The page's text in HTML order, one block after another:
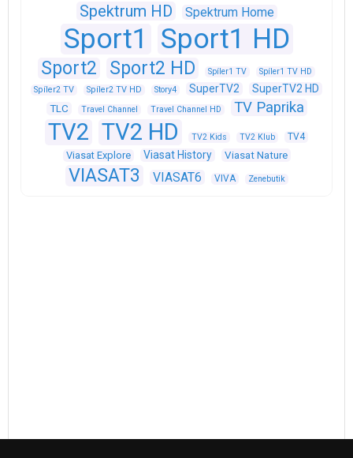
Spektrum HD
Spektrum Home
Sport1 Sport1 HD
Sport2 Sport2 HD Spíler1 TV
Spíler1 TV HD
Spíler2 TV
Spíler2 TV HD Story4 SuperTV2 SuperTV2 HD
TLC Travel Channel Travel Channel HD TV Paprika
TV2 TV2 HD TV2 Kids TV2 Klub TV4
Viasat Explore Viasat History Viasat Nature
VIASAT3 VIASAT6 VIVA Zenebutik